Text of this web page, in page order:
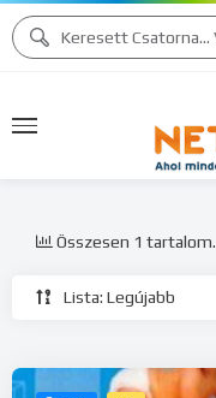
Lista: Legújabb
Összesen 1 tartalom.